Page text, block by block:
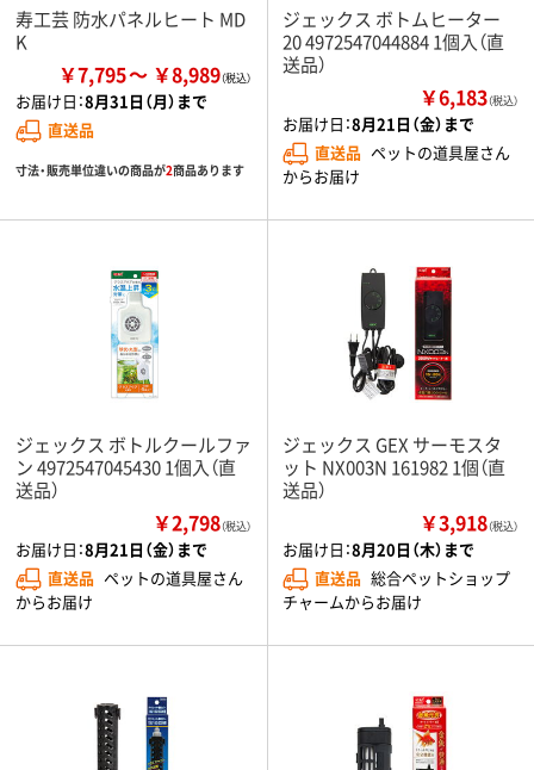
寿工芸 防水パネルヒート MD
K
￥7,795 ￥8,989
お届け日：8月31日（月）まで
直送品
寸法・販売単位違いの商品が2商品あります
ジェックス ボトムヒーター
20 4972547044884 1個入（直
送品）
￥6,183（税込）
お届け日：8月21日（金）まで
直送品 ペットの道具屋さん
からお届け
ジェックス ボトルクールファ
ン 4972547045430 1個入（直
送品）
￥2,798（税込）
お届け日：8月21日（金）まで
直送品 ペットの道具屋さん
からお届け
ジェックス GEX サーモスタ
ット NX003N 161982 1個（直
送品）
￥3,918（税込）
お届け日：8月20日（木）まで
直送品 総合ペットショップ
チャームからお届け